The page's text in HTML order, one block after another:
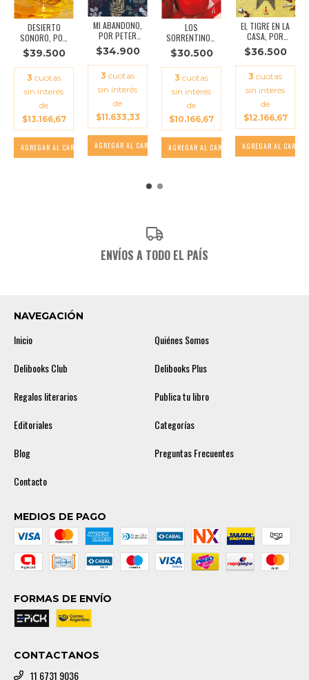
DESIERTO
SONORO, POR
VALERIA
LUISELLI
$39.500
3 cuotas
sin interés
de
$13.166,67
MI ABANDONO,
POR PETER
ROCK
$34.900
3 cuotas
sin interés
de
$11.633,33
LOS
SORRENTINOS,
POR VIRGINIA
HIGA
$30.500
3 cuotas
sin interés
de
$10.166,67
EL TIGRE EN LA
CASA, POR
CARL VAN
VECHTE...
$36.500
3 cuotas
sin interés
de
$12.166,67
ENVÍOS A TODO EL PAÍS
NAVEGACIÓN
Inicio
Quiénes Somos
Delibooks Club
Delibooks Plus
Regalos literarios
Publica tu libro
Editoriales
Categorías
Blog
Preguntas Frecuentes
Contacto
MEDIOS DE PAGO
FORMAS DE ENVÍO
CONTACTANOS
11 6731 9036